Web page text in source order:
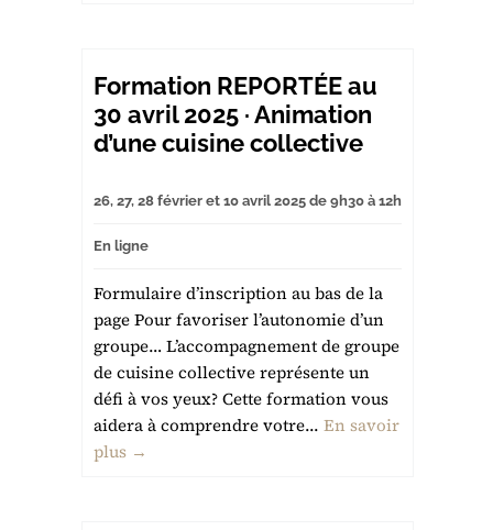
Formation REPORTÉE au
30 avril 2025 · Animation
d’une cuisine collective
26, 27, 28 février et 10 avril 2025 de 9h30 à 12h
En ligne
Formulaire d’inscription au bas de la
page Pour favoriser l’autonomie d’un
groupe… L’accompagnement de groupe
de cuisine collective représente un
défi à vos yeux? Cette formation vous
aidera à comprendre votre... En savoir
plus →